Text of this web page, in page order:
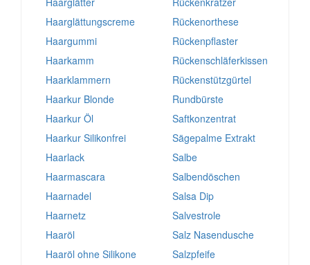
Haarglättungscreme
Haargummi
Haarkamm
Haarklammern
Haarkur Blonde
Haarkur Öl
Haarkur Silikonfrei
Haarlack
Haarmascara
Haarnadel
Haarnetz
Haaröl
Haaröl ohne Silikone
Rückenorthese
Rückenpflaster
Rückenschläferkissen
Rückenstützgürtel
Rundbürste
Saftkonzentrat
Sägepalme Extrakt
Salbe
Salbendöschen
Salsa Dip
Salvestrole
Salz Nasendusche
Salzpfeife